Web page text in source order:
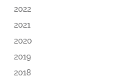
2022
2021
2020
2019
2018